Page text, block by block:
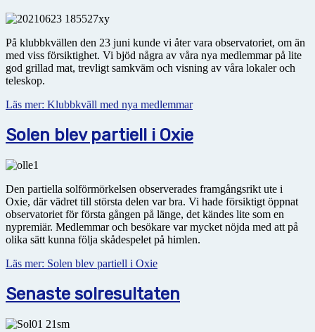
På klubbkvällen den 23 juni kunde vi åter vara observatoriet, om än
med viss försiktighet. Vi bjöd några av våra nya medlemmar på lite
god grillad mat, trevligt samkväm och visning av våra lokaler och
teleskop.
Läs mer: Klubbkväll med nya medlemmar
Solen blev partiell i Oxie
Den partiella solförmörkelsen observerades framgångsrikt ute i
Oxie, där vädret till största delen var bra. Vi hade försiktigt öppnat
observatoriet för första gången på länge, det kändes lite som en
nypremiär. Medlemmar och besökare var mycket nöjda med att på
olika sätt kunna följa skådespelet på himlen.
Läs mer: Solen blev partiell i Oxie
Senaste solresultaten